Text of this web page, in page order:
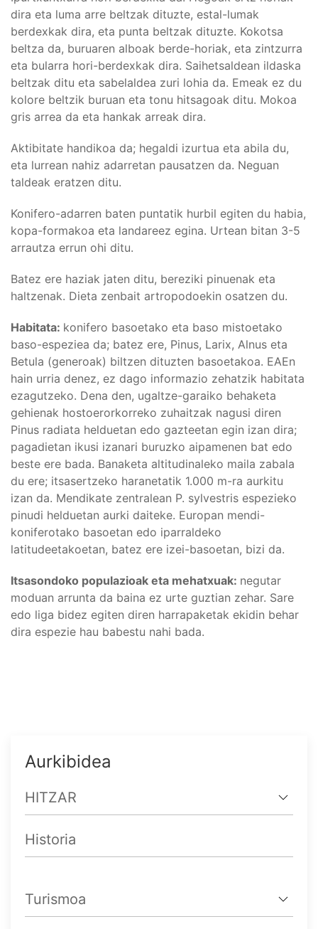
dira eta luma arre beltzak dituzte, estal-lumak
berdexkak dira, eta punta beltzak dituzte. Kokotsa
beltza da, buruaren alboak berde-horiak, eta zintzurra
eta bularra hori-berdexkak dira. Saihetsaldean ildaska
beltzak ditu eta sabelaldea zuri lohia da. Emeak ez du
kolore beltzik buruan eta tonu hitsagoak ditu. Mokoa
gris arrea da eta hankak arreak dira.
Aktibitate handikoa da; hegaldi izurtua eta abila du,
eta lurrean nahiz adarretan pausatzen da. Neguan
taldeak eratzen ditu.
Konifero-adarren baten puntatik hurbil egiten du habia,
kopa-formakoa eta landareez egina. Urtean bitan 3-5
arrautza errun ohi ditu.
Batez ere haziak jaten ditu, bereziki pinuenak eta
haltzenak. Dieta zenbait artropodoekin osatzen du.
Habitata: konifero basoetako eta baso mistoetako
baso-espeziea da; batez ere, Pinus, Larix, Alnus eta
Betula (generoak) biltzen dituzten basoetakoa. EAEn
hain urria denez, ez dago informazio zehatzik habitata
ezagutzeko. Dena den, ugaltze-garaiko behaketa
gehienak hostoerorkorreko zuhaitzak nagusi diren
Pinus radiata helduetan edo gazteetan egin izan dira;
pagadietan ikusi izanari buruzko aipamenen bat edo
beste ere bada. Banaketa altitudinaleko maila zabala
du ere; itsasertzeko haranetatik 1.000 m-ra aurkitu
izan da. Mendikate zentralean P. sylvestris espezieko
pinudi helduetan aurki daiteke. Europan mendi-
koniferotako basoetan edo iparraldeko
latitudeetakoetan, batez ere izei-basoetan, bizi da.
Itsasondoko populazioak eta mehatxuak: negutar
moduan arrunta da baina ez urte guztian zehar. Sare
edo liga bidez egiten diren harrapaketak ekidin behar
dira espezie hau babestu nahi bada.
Aurkibidea
HITZAR
Historia
Turismoa